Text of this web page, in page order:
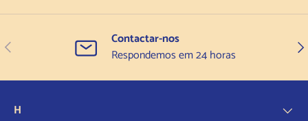
Anterior
Contactar-nos
Respondemos em 24 horas
H